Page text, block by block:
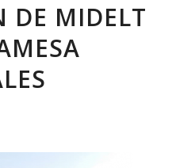
DE MIDELT